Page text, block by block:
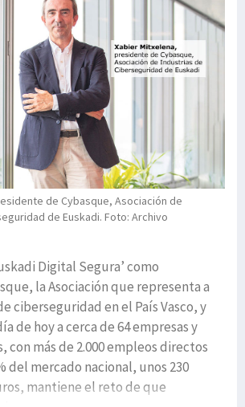
de Cybasque, Asociación de
de Euskadi. Foto: Archivo
Digital Segura’ como
la Asociación que representa a
ciberseguridad en el País Vasco, y
de hoy a cerca de 64 empresas y
con más de 2.000 empleos directos
del mercado nacional, unos 230
mantiene el reto de que